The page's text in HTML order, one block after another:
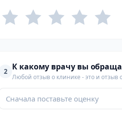
2 К какому врачу вы
Любой отзыв о клинике - это и отзыв
Сначала поставьте оценку